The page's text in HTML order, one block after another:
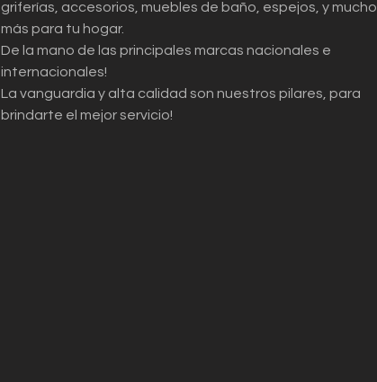
griferías, accesorios, muebles de baño, espejos, y mucho
más para tu hogar.
De la mano de las principales marcas nacionales e
internacionales!
La vanguardia y alta calidad son nuestros pilares, para
brindarte el mejor servicio!